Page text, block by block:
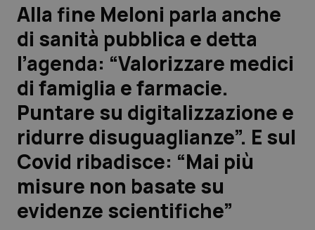
Studi e Analisi
Lettere al direttore
Edizioni Regionali
QS Pro
Professionisti Sanitari.AI
Abruzzo
QS Pro Gold
Alla fine Meloni parla anche
di sanità pubblica e detta
l’agenda: “Valorizzare medici
di famiglia e farmacie.
Puntare su digitalizzazione e
ridurre disuguaglianze”. E sul
Covid ribadisce: “Mai più
misure non basate su
evidenze scientifiche”